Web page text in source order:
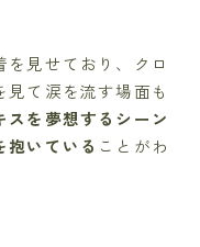
見せており、クロ
て涙を流す場面も
スを夢想するシーン
抱いている ことがわ